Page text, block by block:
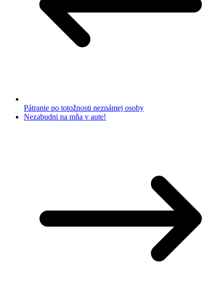
Pátranie po totožnosti neznámej osoby
Nezabudni na mňa v aute!